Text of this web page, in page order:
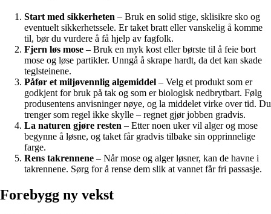
Start med sikkerheten – Bruk en solid stige, sklisikre sko og
eventuelt sikkerhetssele. Er taket bratt eller vanskelig å komme
til, bør du vurdere å få hjelp av fagfolk.
Fjern løs mose – Bruk en myk kost eller børste til å feie bort
mose og løse partikler. Unngå å skrape hardt, da det kan skade
teglsteinene.
Påfør et miljøvennlig algemiddel – Velg et produkt som er
godkjent for bruk på tak og som er biologisk nedbrytbart. Følg
produsentens anvisninger nøye, og la middelet virke over tid. Du
trenger som regel ikke skylle – regnet gjør jobben gradvis.
La naturen gjøre resten – Etter noen uker vil alger og mose
begynne å løsne, og taket får gradvis tilbake sin opprinnelige
farge.
Rens takrennene – Når mose og alger løsner, kan de havne i
takrennene. Sørg for å rense dem slik at vannet får fri passasje.
Forebygg ny vekst